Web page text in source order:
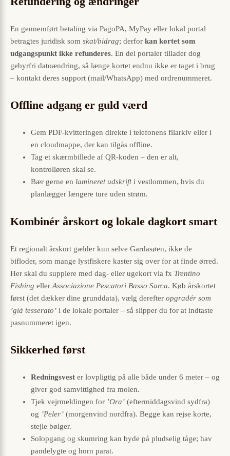
En gennemført betaling via PagoPA, MyPay eller lokal portal
betragtes juridisk som skat/bidrag; derfor kan kortet som
udgangspunkt ikke refunderes. En del portaler tillader dog
gebyrfri datoændring, så længe kortet endnu ikke er taget i brug
– kontakt deres support (mail/WhatsApp) med ordrenummeret.
Offline adgang er guld værd
Gem PDF-kvitteringen direkte i telefonens filarkiv eller i
en cloudmappe, der kan tilgås offline.
Tag et skærmbillede af QR-koden – den er alt,
kontrolløren skal se.
Bær gerne en lamineret udskrifti vestlommen, hvis du
planlægger længere ture uden strøm.
Kombinér årskort og lokale dagkort smart
Et regionalt årskort gælder kun selve Gardasøen, ikke de
bifloder, som mange lystfiskere kaster sig over for at finde ørred.
Her skal du supplere med dag- eller ugekort via fx Trentino
Fishing eller Associazione Pescatori Basso Sarca. Køb årskortet
først (det dækker dine grunddata), vælg derefter opgradér som
’già tesserato’ i de lokale portaler – så slipper du for at indtaste
pasnummeret igen.
Sikkerhed først
Redningsvest er lovpligtig på alle både under 6 meter – og
giver god samvittighed fra molen.
Tjek vejrmeldingen for ’Ora’ (eftermiddagsvind sydfra)
og ’Peler’ (morgenvind nordfra). Begge kan rejse korte,
stejle bølger.
Solopgang og skumring kan byde på pludselig tåge; hav
pandelygte og horn parat.